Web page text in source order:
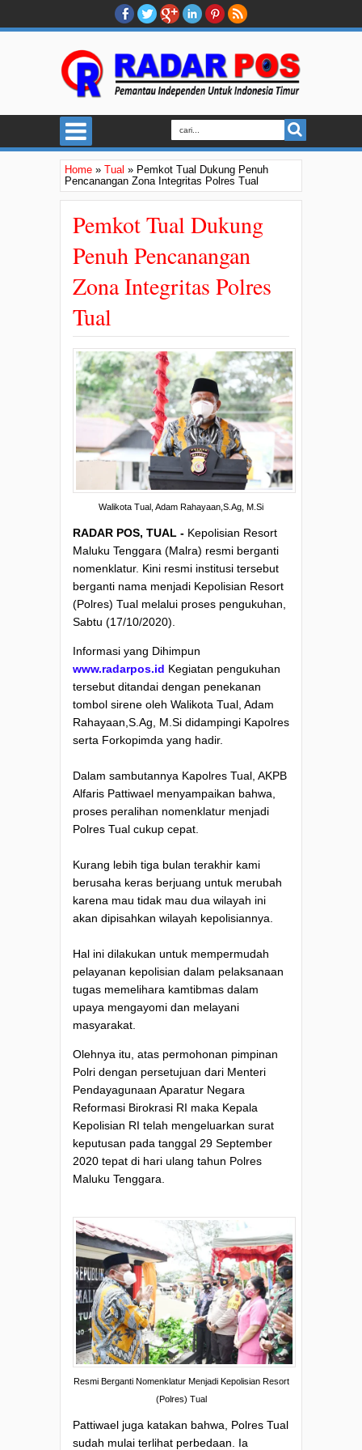
Home » Tual » Pemkot Tual Dukung Penuh
Pencanangan Zona Integritas Polres Tual
Pemkot Tual Dukung
Penuh Pencanangan
Zona Integritas Polres
Tual
Walikota Tual, Adam Rahayaan,S.Ag, M.Si
RADAR POS, TUAL - Kepolisian Resort
Maluku Tenggara (Malra) resmi berganti
nomenklatur. Kini resmi institusi tersebut
berganti nama menjadi Kepolisian Resort
(Polres) Tual melalui proses pengukuhan,
Sabtu (17/10/2020).
Informasi yang Dihimpun
www.radarpos.id Kegiatan pengukuhan
tersebut ditandai dengan penekanan
tombol sirene oleh Walikota Tual, Adam
Rahayaan,S.Ag, M.Si didampingi Kapolres
serta Forkopimda yang hadir.
Dalam sambutannya Kapolres Tual, AKPB
Alfaris Pattiwael menyampaikan bahwa,
proses peralihan nomenklatur menjadi
Polres Tual cukup cepat.
Kurang lebih tiga bulan terakhir kami
berusaha keras berjuang untuk merubah
karena mau tidak mau dua wilayah ini
akan dipisahkan wilayah kepolisiannya.
Hal ini dilakukan untuk mempermudah
pelayanan kepolisian dalam pelaksanaan
tugas memelihara kamtibmas dalam
upaya mengayomi dan melayani
masyarakat.
Olehnya itu, atas permohonan pimpinan
Polri dengan persetujuan dari Menteri
Pendayagunaan Aparatur Negara
Reformasi Birokrasi RI maka Kepala
Kepolisian RI telah mengeluarkan surat
keputusan pada tanggal 29 September
2020 tepat di hari ulang tahun Polres
Maluku Tenggara.
Resmi Berganti Nomenklatur Menjadi Kepolisian Resort
(Polres) Tual
Pattiwael juga katakan bahwa, Polres Tual
sudah mulai terlihat perbedaan. Ia